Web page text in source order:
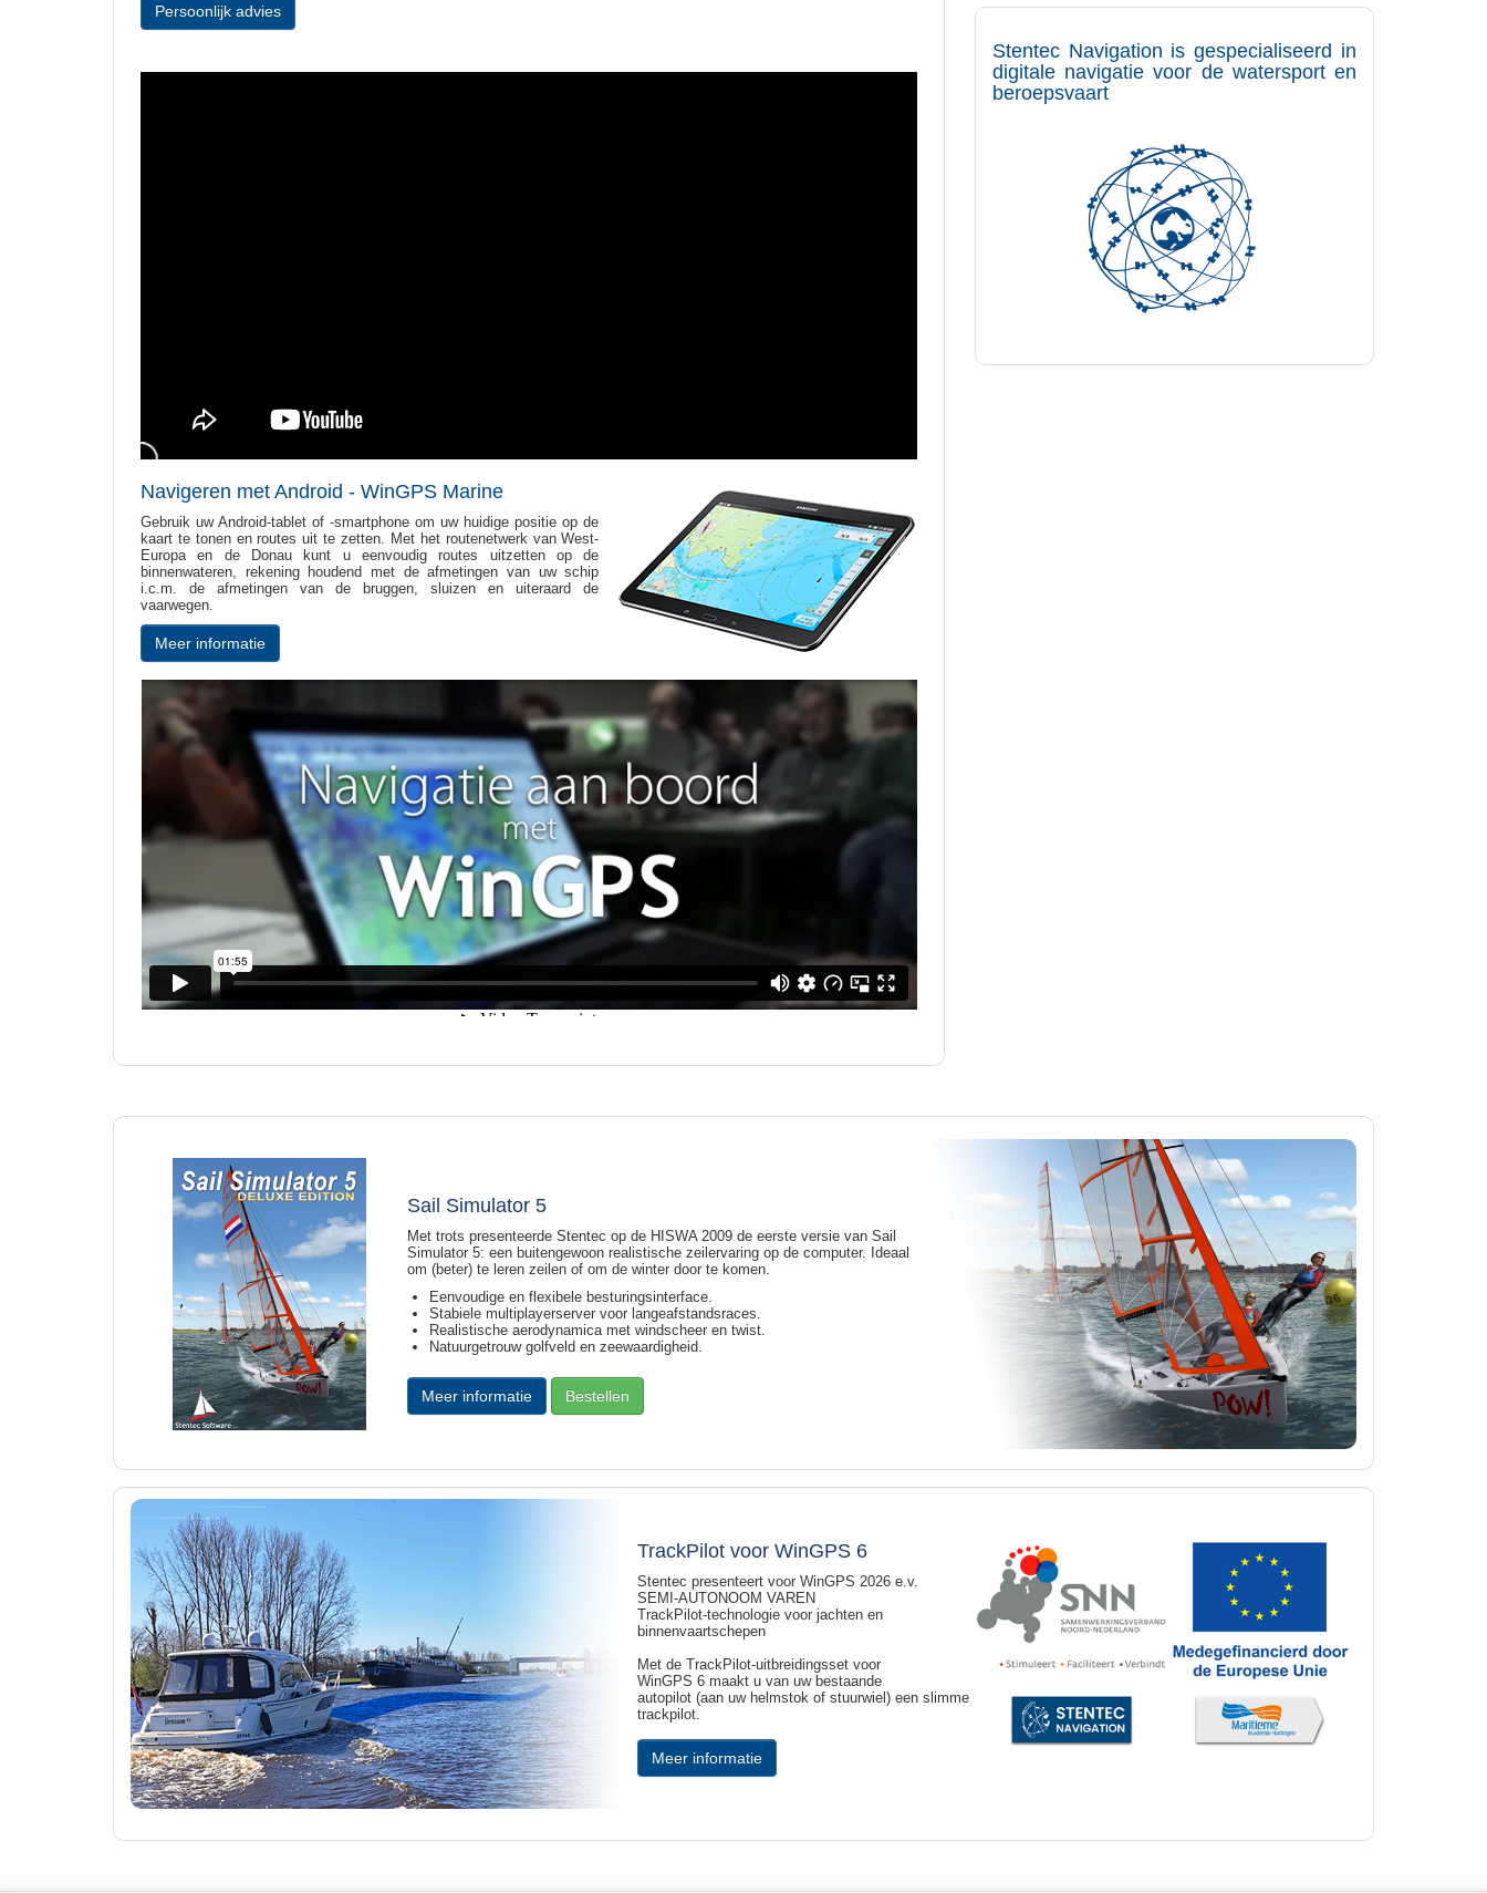
Persoonlijk advies
Navigeren met Android - WinGPS Marine
Gebruik uw Android-tablet of -smartphone om uw huidige positie op de
kaart te tonen en routes uit te zetten. Met het routenetwerk van West-
Europa en de Donau kunt u eenvoudig routes uitzetten op de
binnenwateren, rekening houdend met de afmetingen van uw schip
i.c.m. de afmetingen van de bruggen, sluizen en uiteraard de
vaarwegen.
Meer informatie
Stentec Navigation is gespecialiseerd in
digitale navigatie voor de watersport en
beroepsvaart
Sail Simulator 5
Met trots presenteerde Stentec op de HISWA 2009 de eerste versie van Sail
Simulator 5: een buitengewoon realistische zeilervaring op de computer. Ideaal
om (beter) te leren zeilen of om de winter door te komen.
Eenvoudige en flexibele besturingsinterface.
Stabiele multiplayerserver voor langeafstandsraces.
Realistische aerodynamica met windscheer en twist.
Natuurgetrouw golfveld en zeewaardigheid.
Meer informatie Bestellen
TrackPilot voor WinGPS 6
Stentec presenteert voor WinGPS 2026 e.v.
SEMI-AUTONOOM VAREN
TrackPilot-technologie voor jachten en
binnenvaartschepen
Met de TrackPilot-uitbreidingsset voor
WinGPS 6 maakt u van uw bestaande
autopilot (aan uw helmstok of stuurwiel) een slimme
trackpilot.
Meer informatie